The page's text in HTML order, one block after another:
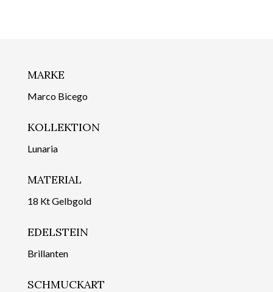
MARKE
Marco Bicego
KOLLEKTION
Lunaria
MATERIAL
18 Kt Gelbgold
EDELSTEIN
Brillanten
SCHMUCKART